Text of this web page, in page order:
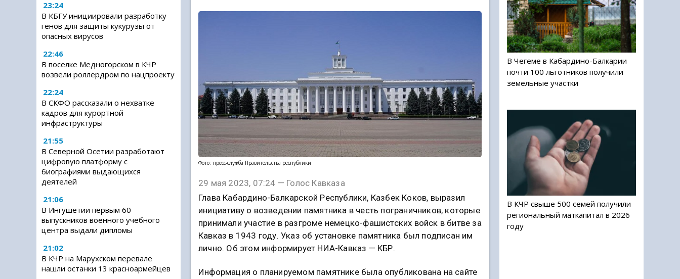
23:24
В КБГУ инициировали разработку
генов для защиты кукурузы от
опасных вирусов
22:46
В поселке Медногорском в КЧР
возвели роллердром по нацпроекту
22:24
В СКФО рассказали о нехватке
кадров для курортной
инфраструктуры
21:55
В Северной Осетии разработают
цифровую платформу с
биографиями выдающихся
деятелей
21:06
В Ингушетии первым 60
выпускников военного учебного
центра выдали дипломы
21:02
В КЧР на Марухском перевале
нашли останки 13 красноармейцев
Фото: пресс-служба Правительства республики
29 мая 2023, 07:24 — Голос Кавказа
Глава Кабардино-Балкарской Республики, Казбек Коков, выразил
инициативу о возведении памятника в честь пограничников, которые
принимали участие в разгроме немецко-фашистских войск в битве за
Кавказ в 1943 году. Указ об установке памятника был подписан им
лично. Об этом информирует НИА-Кавказ — КБР.
Информация о планируемом памятнике была опубликована на сайте
В Чегеме в Кабардино-Балкарии
почти 100 льготников получили
земельные участки
В КЧР свыше 500 семей получили
региональный маткапитал в 2026
году